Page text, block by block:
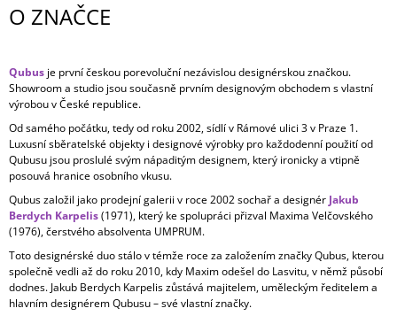
O ZNAČCE
Qubus je první českou porevoluční nezávislou designérskou značkou.
Showroom a studio jsou současně prvním designovým obchodem s vlastní
výrobou v České republice.
Od samého počátku, tedy od roku 2002, sídlí v Rámové ulici 3 v Praze 1.
Luxusní sběratelské objekty i designové výrobky pro každodenní použití od
Qubusu jsou proslulé svým nápaditým designem, který ironicky a vtipně
posouvá hranice osobního vkusu.
Qubus založil jako prodejní galerii v roce 2002 sochař a designér Jakub
Berdych Karpelis(1971), který ke spolupráci přizval Maxima Velčovského
(1976), čerstvého absolventa UMPRUM.
Toto designérské duo stálo v témže roce za založením značky Qubus, kterou
společně vedli až do roku 2010, kdy Maxim odešel do Lasvitu, v němž působí
dodnes. Jakub Berdych Karpelis zůstává majitelem, uměleckým ředitelem a
hlavním designérem Qubusu – své vlastní značky.